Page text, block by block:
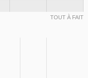
TOUT À FAIT